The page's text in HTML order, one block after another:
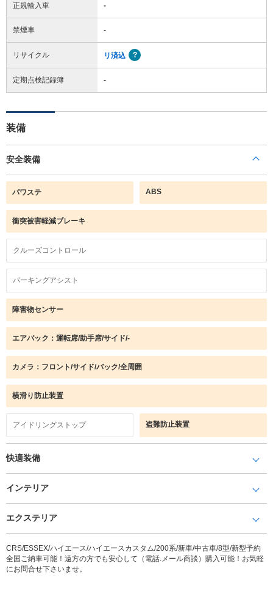
正規輸入車 -
禁煙車 -
リサイクル リ済込
定期点検記録簿 -
装備
安全装備
パワステ ABS
衝突被害軽減ブレーキ
クルーズコントロール
パーキングアシスト
障害物センサー
エアバック：運転席/助手席/サイド/-
カメラ：フロント/サイド/バック/全周囲
横滑り防止装置
アイドリングストップ 盗難防止装置
快適装備
インテリア
エクステリア
CRS/ESSEX/ハイエース/ハイエースカスタム/200系/新車/中古車/8型/新型予約
全国ご納車可能！遠方の方でも安心して（電話.メール商談）購入可能！お気軽
にお問合せ下さいませ。